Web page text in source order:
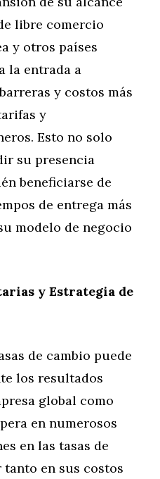
libre comercio
y otros países
la entrada a
y costos más
y
Esto no solo
su presencia
beneficiarse de
de entrega más
modelo de negocio
y Estrategia de
de cambio puede
los resultados
global como
en numerosos
en las tasas de
en sus costos